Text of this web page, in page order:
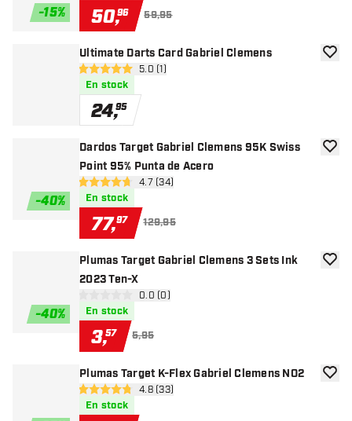
-15% 50,96 59,95
Ultimate Darts Card Gabriel Clemens
abrir panel de reseñas
5 estrellas de puntuación
5.0 (1)
En stock
24,95
-40%
Dardos Target Gabriel Clemens 95K Swiss
Point 95% Punta de Acero
abrir panel de reseñas
4.7 estrellas de puntuación
4.7 (34)
En stock
77,97 129,95
-40%
Plumas Target Gabriel Clemens 3 Sets Ink
2023 Ten-X
abrir panel de reseñas
0 estrellas de puntuación
0.0 (0)
En stock
3,57 5,95
Plumas Target K-Flex Gabriel Clemens NO2
abrir panel de reseñas
4.8 estrellas de puntuación
4.8 (33)
En stock